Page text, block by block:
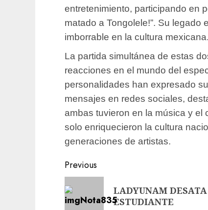
entretenimiento, participando en
matado a Tongolele!”. Su legado
imborrable en la cultura mexicana.
La partida simultánea de estas
reacciones en el mundo del
personalidades han expresado
mensajes en redes sociales,
ambas tuvieron en la música y el
solo enriquecieron la cultura
generaciones de artistas.
Previous
LADYUNAM
ESTUDIANTE